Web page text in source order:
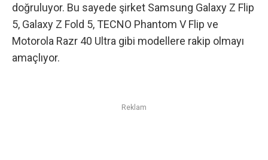
doğruluyor. Bu sayede şirket Samsung Galaxy Z Flip
5, Galaxy Z Fold 5, TECNO Phantom V Flip ve
Motorola Razr 40 Ultra gibi modellere rakip olmayı
amaçlıyor.
Reklam